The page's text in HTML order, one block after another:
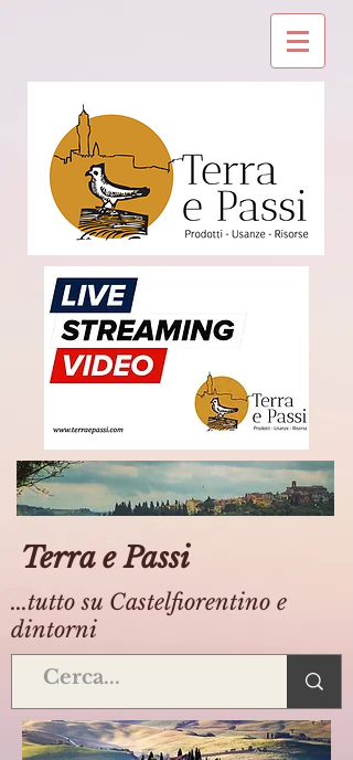
Terra e Passi
...tutto su Castelfiorentino e
dintorni